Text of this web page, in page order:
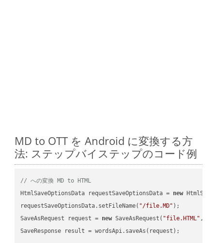
MD to OTT を Android に変換する方
法: ステップバイステップのコード例
// への変換 MD to HTML
HtmlSaveOptionsData requestSaveOptionsData = new
requestSaveOptionsData.setFileName( "/file.MD" );
SaveAsRequest request = new SaveAsRequest( "file.HTML"
SaveResponse result = wordsApi.saveAs(request);